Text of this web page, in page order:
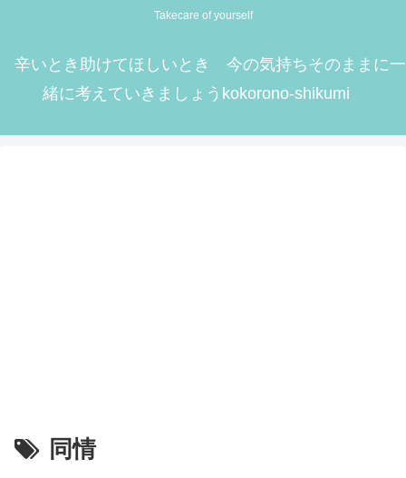
Takecare of yourself
辛いとき助けてほしいとき 今の気持ちそのままに一
緒に考えていきましょうkokorono-shikumi
同情